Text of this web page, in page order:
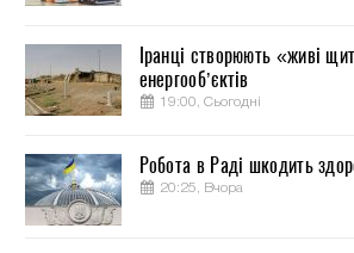
Іранці створюють «живі
енергооб’єктів
19:00, Сьогодні
Робота в Раді шкодить
20:25, Вчора